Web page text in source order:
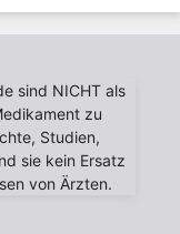
sind NICHT als
zu
Studien,
sie kein Ersatz
von Ärzten.